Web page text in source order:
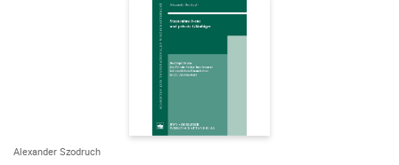
Alexander Szodruch